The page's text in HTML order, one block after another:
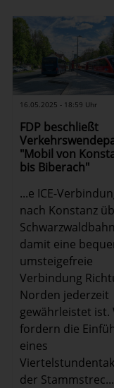
16.05.2025 - 18:59 Uhr
FDP beschließt
"Mobil von
bis Biberach"
...e ICE-
nach Konstanz
damit eine
umsteigefreie
Verbindung
Norden jederzeit
gewährleistet ist.
fordern die
eines
der Stammstrec...